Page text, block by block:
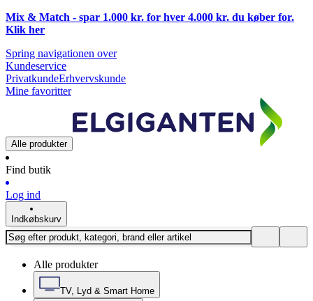
Mix & Match - spar 1.000 kr. for hver 4.000 kr. du køber for.
Klik her
Spring navigationen over
Kundeservice
PrivatkundeErhvervskunde
Mine favoritter
Alle produkter
Find butik
Log ind
Indkøbskurv
Alle produkter
TV, Lyd & Smart Home